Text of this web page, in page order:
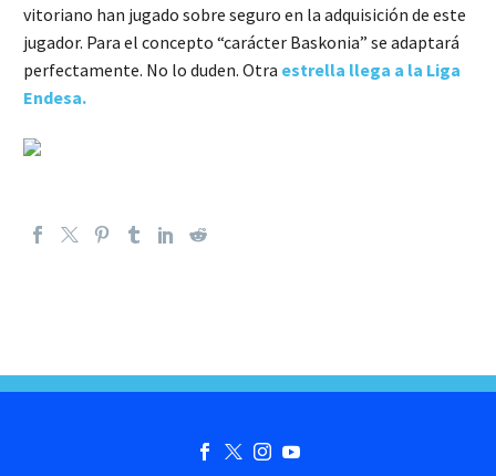
vitoriano han jugado sobre seguro en la adquisición de este
jugador. Para el concepto “carácter Baskonia” se adaptará
perfectamente. No lo duden. Otra estrella llega a la Liga
Endesa.